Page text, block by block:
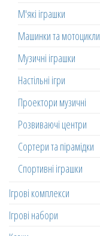
М'які іграшки
Машинки та мотоцикли
Музичні іграшки
Настільні ігри
Проектори музичні
Розвиваючі центри
Сортери та пірамідки
Спортивні іграшки
Ігрові комплекси
Ігрові набори